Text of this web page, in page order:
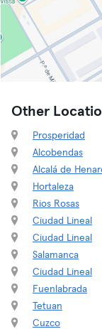
Other
Prosperidad
Alcobendas
Alcalá de
Hortaleza
Rios Rosas
Ciudad Lineal
Ciudad Lineal
Salamanca
Ciudad Lineal
Fuenlabrada
Tetuan
Cuzco